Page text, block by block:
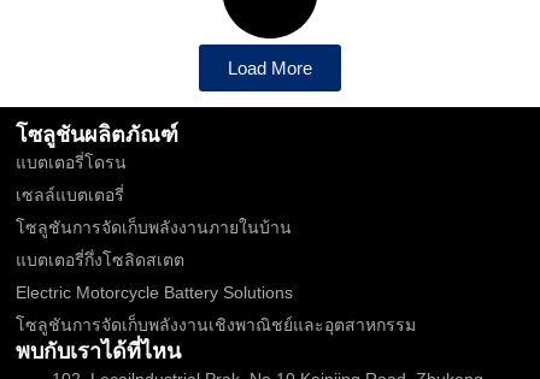
Load More
โซลูชันผลิตภัณฑ์
แบตเตอรี่โดรน
เซลล์แบตเตอรี่
โซลูชันการจัดเก็บพลังงานภายในบ้าน
แบตเตอรี่กึ่งโซลิดสเตต
Electric Motorcycle Battery Solutions
โซลูชันการจัดเก็บพลังงานเชิงพาณิชย์และอุตสาหกรรม
พบกับเราได้ที่ไหน